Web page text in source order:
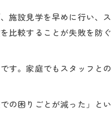
施設見学を早めに行い、ス
比較することが失敗を防ぐ
す。家庭でもスタッフとの
の困りごとが減った」とい